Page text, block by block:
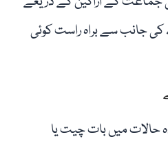
جانب سے براہ راست کوئی
حالات میں بات چیت یا